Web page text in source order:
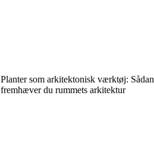
Planter som arkitektonisk værktøj: Sådan
fremhæver du rummets arkitektur